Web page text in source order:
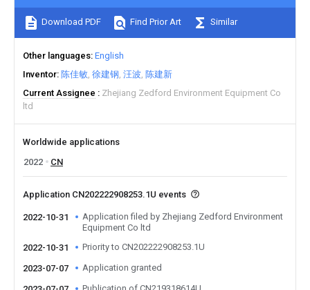
Download PDF Find Prior Art Similar
Other languages English
Inventor 陈佳敏 徐建钢 汪波 陈建新
Current Assignee
Zhejiang Zedford Environment Equipment Co
ltd
Worldwide applications
2022
CN
Application CN202222908253.1U events
2022-10-31
Application filed by Zhejiang Zedford Environment
Equipment Co ltd
2022-10-31
Priority to CN202222908253.1U
2023-07-07 Application granted